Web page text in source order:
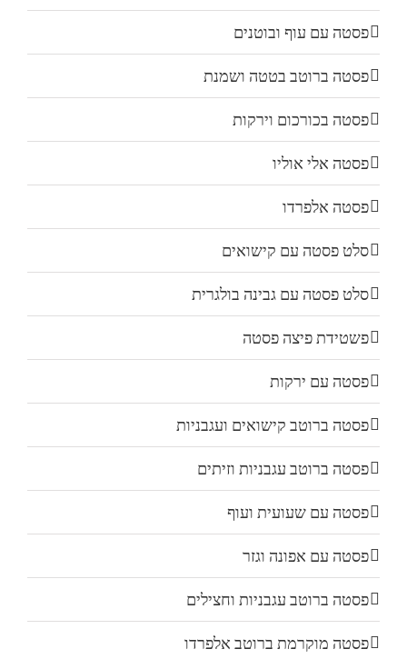
פסטה עם עוף ובוטנים
פסטה ברוטב בטטה ושמנת
פסטה בכורכום וירקות
פסטה אלי אוליו
פסטה אלפרדו
סלט פסטה עם קישואים
סלט פסטה עם גבינה בולגרית
פשטידת פיצה פסטה
פסטה עם ירקות
פסטה ברוטב קישואים ועגבניות
פסטה ברוטב עגבניות וזיתים
פסטה עם שעועית ועוף
פסטה עם אפונה וגזר
פסטה ברוטב עגבניות וחצילים
פסטה מוקרמת ברוטב אלפרדו